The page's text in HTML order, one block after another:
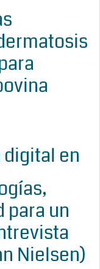
en
para un
Nielsen)